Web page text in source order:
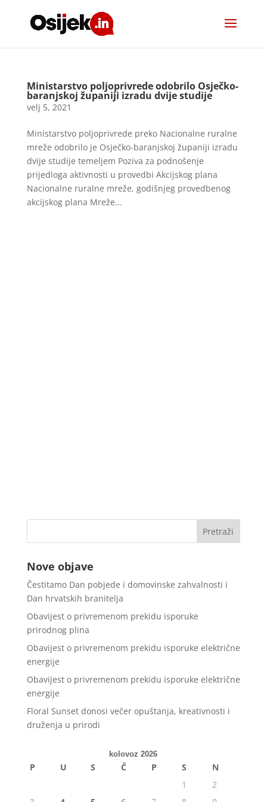
Ministarstvo poljoprivrede odobrilo Osječko-
baranjskoj županiji izradu dvije studije
velj 5, 2021
Ministarstvo poljoprivrede preko Nacionalne ruralne
mreže odobrilo je Osječko-baranjskoj županiji izradu
dvije studije temeljem Poziva za podnošenje
prijedloga aktivnosti u provedbi Akcijskog plana
Nacionalne ruralne mreže, godišnjeg provedbenog
akcijskog plana Mreže...
Nove objave
Čestitamo Dan pobjede i domovinske zahvalnosti i
Dan hrvatskih branitelja
Obavijest o privremenom prekidu isporuke
prirodnog plina
Obavijest o privremenom prekidu isporuke električne
energije
Obavijest o privremenom prekidu isporuke električne
energije
Floral Sunset donosi večer opuštanja, kreativnosti i
druženja u prirodi
kolovoz 2026
P U S Č P S
N
1
2